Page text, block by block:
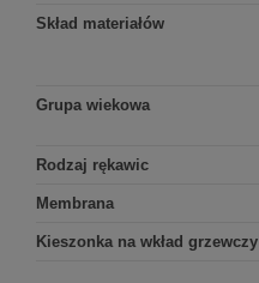
Skład materiałów
Grupa wiekowa
Rodzaj rękawic
Membrana
Kieszonka na wkład grzewczy